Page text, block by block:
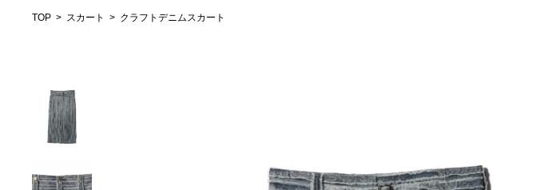
TOP スカート クラフトデニムスカート